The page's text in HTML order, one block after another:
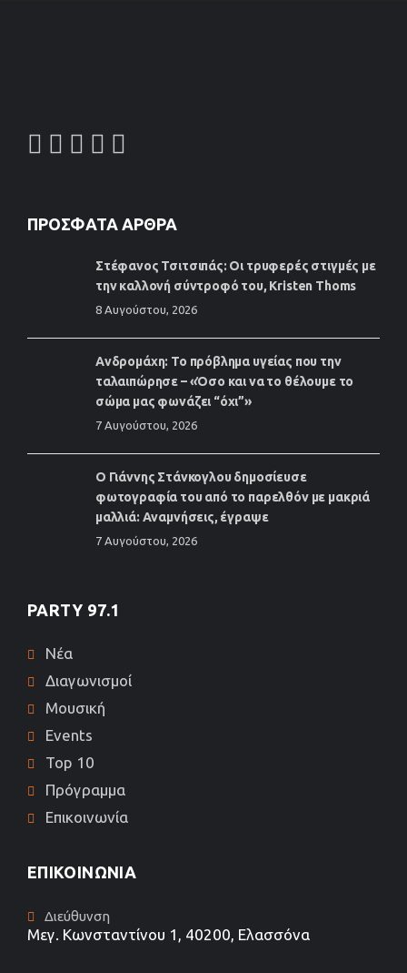
ΠΡΌΣΦΑΤΑ ΆΡΘΡΑ
Στέφανος Τσιτσιπάς: Οι τρυφερές στιγμές με
την καλλονή σύντροφό του, Kristen Thoms
8 Αυγούστου, 2026
Ανδρομάχη: Το πρόβλημα υγείας που την
ταλαιπώρησε – «Όσο και να το θέλουμε το
σώμα μας φωνάζει “όχι”»
7 Αυγούστου, 2026
Ο Γιάννης Στάνκογλου δημοσίευσε
φωτογραφία του από το παρελθόν με μακριά
μαλλιά: Αναμνήσεις, έγραψε
7 Αυγούστου, 2026
PARTY 97.1
Νέα
Διαγωνισμοί
Μουσική
Events
Top 10
Πρόγραμμα
Επικοινωνία
ΕΠΙΚΟΙΝΩΝΊΑ
Διεύθυνση
Μεγ. Κωνσταντίνου 1, 40200, Ελασσόνα